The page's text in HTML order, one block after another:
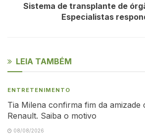
Sistema de transplante de
Especialistas
LEIA TAMBÉM
ENTRETENIMENTO
Tia Milena confirma fim da amizade
Renault. Saiba o motivo
08/08/2026